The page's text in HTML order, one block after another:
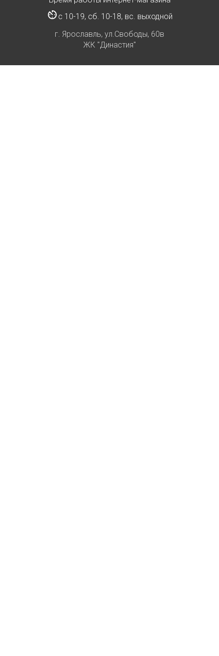
с 10-19, сб. 10-18, вс. выходной
г. Ярославль, ул.Свободы, 60в
ЖК "Династия"